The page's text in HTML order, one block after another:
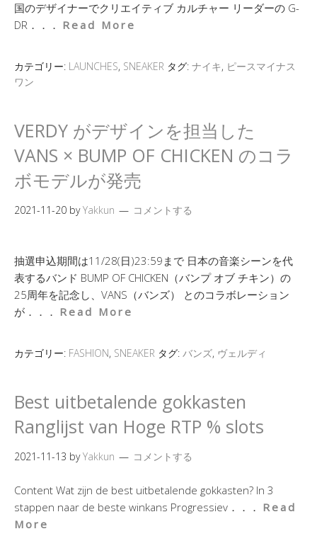
国のデザイナーでクリエイティブ カルチャー リーダーの G-
DR．．． Read More
カテゴリー: LAUNCHES, SNEAKER タグ: ナイキ, ピースマイナス
ワン
VERDY がデザインを担当した
VANS × BUMP OF CHICKEN のコラ
ボモデルが発売
2021-11-20 byYakkun コメントする
抽選申込期間は11/28(日)23:59まで 日本の音楽シーンを代
表するバンド BUMP OF CHICKEN（バンプ オブ チキン）の
25周年を記念し、VANS（バンズ） とのコラボレーション
が．．． Read More
カテゴリー: FASHION, SNEAKER タグ: バンズ, ヴェルディ
Best uitbetalende gokkasten
Ranglijst van Hoge RTP % slots
2021-11-13 byYakkun コメントする
Content Wat zijn de best uitbetalende gokkasten? In 3
stappen naar de beste winkans Progressiev．．． Read
More